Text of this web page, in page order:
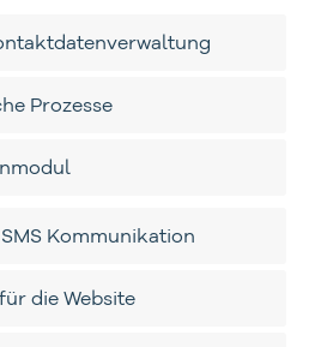
Prozesse
Kommunikation
die Website